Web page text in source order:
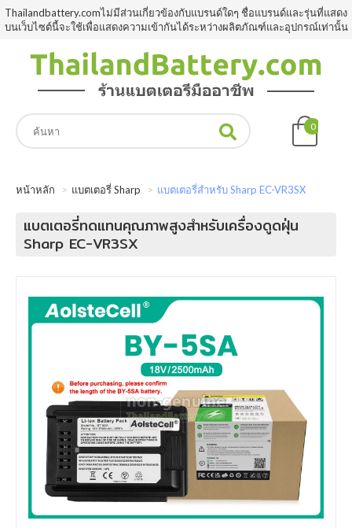
Thailandbattery.comไม่มีส่วนเกี่ยวข้องกับแบรนด์ใดๆ ชื่อแบรนด์และรุ่นที่แสดง
บนเว็บไซต์นี้จะใช้เพื่อแสดงความเข้ากันได้ระหว่างผลิตภัณฑ์และอุปกรณ์เท่านั้น
0
หน้าหลัก แบตเตอรี่ Sharp แบตเตอรี่สำหรับ Sharp EC-VR3SX
แบตเตอรี่ทดแทนคุณภาพสูงสำหรับเครื่องดูดฝุ่น
Sharp EC-VR3SX